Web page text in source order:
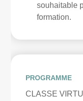
souhaitable
formation.
PROGRAMME
CLASSE